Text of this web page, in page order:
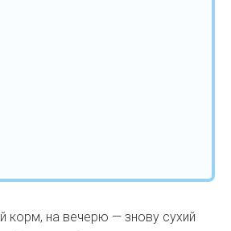
корм, на вечерю — знову сухий